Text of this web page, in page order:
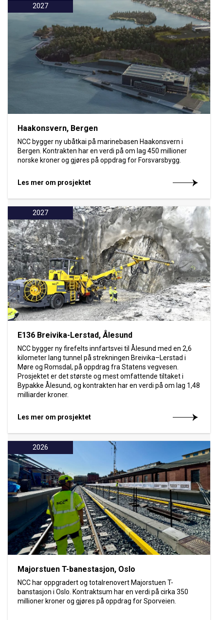
2027
Haakonsvern, Bergen
NCC bygger ny ubåtkai på marinebasen Haakonsvern i
Bergen. Kontrakten har en verdi på om lag 450 millioner
norske kroner og gjøres på oppdrag for Forsvarsbygg.
Les mer om prosjektet
2027
E136 Breivika-Lerstad, Ålesund
NCC bygger ny firefelts innfartsvei til Ålesund med en 2,6
kilometer lang tunnel på strekningen Breivika–Lerstad i
Møre og Romsdal, på oppdrag fra Statens vegvesen.
Prosjektet er det største og mest omfattende tiltaket i
Bypakke Ålesund, og kontrakten har en verdi på om lag 1,48
milliarder kroner.
Les mer om prosjektet
2026
Majorstuen T-banestasjon, Oslo
NCC har oppgradert og totalrenovert Majorstuen T-
banstasjon i Oslo. Kontraktsum har en verdi på cirka 350
millioner kroner og gjøres på oppdrag for Sporveien.